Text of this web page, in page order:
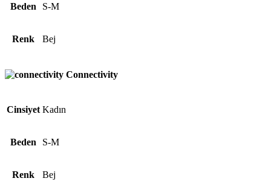
Beden S-M
Renk Bej
Connectivity
Cinsiyet Kadın
Beden S-M
Renk Bej